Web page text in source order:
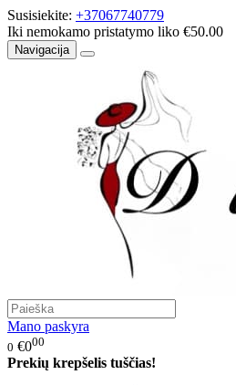
Susisiekite: +37067740779
Iki nemokamo pristatymo liko €50.00
Navigacija
Mano paskyra
0 €000
Prekių krepšelis tuščias!